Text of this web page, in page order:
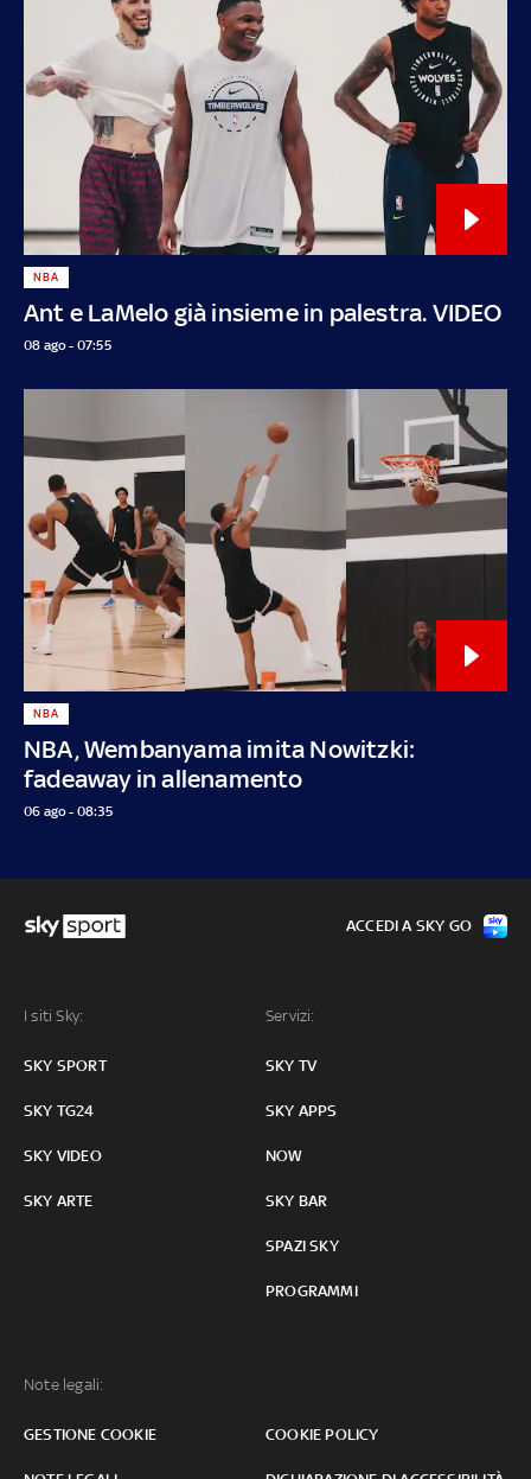
Ant e LaMelo già insieme in palestra. VIDEO
NBA
08 ago - 07:55
NBA, Wembanyama imita Nowitzki:
fadeaway in allenamento
NBA
06 ago - 08:35
I siti Sky:
SKY SPORT
SKY TG24
SKY VIDEO
SKY ARTE
Servizi:
SKY TV
SKY APPS
NOW
SKY BAR
SPAZI SKY
PROGRAMMI
Note legali:
GESTIONE COOKIE COOKIE POLICY
ACCEDI A SKY GO